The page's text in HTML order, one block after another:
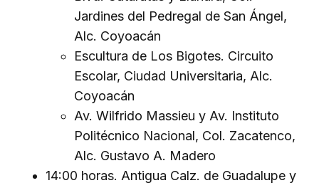
Jardines del Pedregal de San Ángel,
Alc. Coyoacán
Escultura de Los Bigotes. Circuito
Escolar, Ciudad Universitaria, Alc.
Coyoacán
Av. Wilfrido Massieu y Av. Instituto
Politécnico Nacional, Col. Zacatenco,
Alc. Gustavo A. Madero
14:00 horas. Antigua Calz. de Guadalupe y